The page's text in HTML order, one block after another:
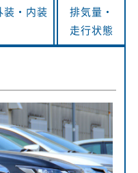
装・ 内装
排気量・
走行状態